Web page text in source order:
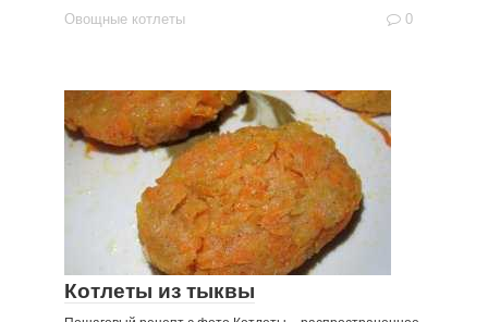
Овощные котлеты 0
Котлеты из тыквы